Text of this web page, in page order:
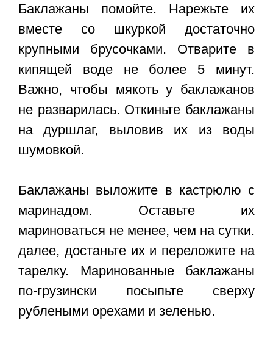
Баклажаны помойте. Нарежьте их
вместе со шкуркой достаточно
крупными брусочками. Отварите в
кипящей воде не более 5 минут.
Важно, чтобы мякоть у баклажанов
не разварилась. Откиньте баклажаны
на дуршлаг, выловив их из воды
шумовкой.
Баклажаны выложите в кастрюлю с
маринадом. Оставьте их
мариноваться не менее, чем на сутки.
далее, достаньте их и переложите на
тарелку. Маринованные баклажаны
по-грузински посыпьте сверху
рублеными орехами и зеленью.